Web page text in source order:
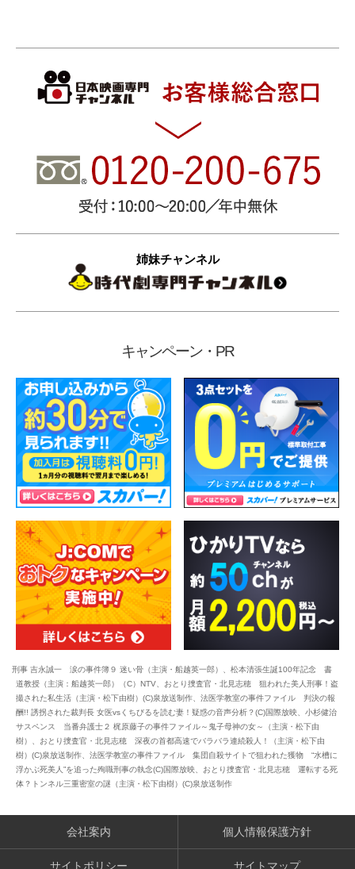
姉妹チャンネル
キャンペーン・PR
刑事 吉永誠一 涙の事件簿９ 迷い骨（主演・船越英一郎）、松本清張生誕100年記念 書
道教授（主演：船越英一郎）（C）NTV、おとり捜査官・北見志穂 狙われた美人刑事！盗
撮された私生活（主演・松下由樹）(C)泉放送制作、法医学教室の事件ファイル 判決の報
酬!! 誘拐された裁判長 女医vsくちびるを読む妻！疑惑の音声分析？(C)国際放映、小杉健治
サスペンス 当番弁護士２ 梶原藤子の事件ファイル～鬼子母神の女～（主演・松下由
樹）、おとり捜査官・北見志穂 深夜の首都高速でバラバラ連続殺人！（主演・松下由
樹）(C)泉放送制作、法医学教室の事件ファイル 集団自殺サイトで狙われた獲物 “水槽に
浮かぶ死美人”を追った殉職刑事の執念(C)国際放映、おとり捜査官・北見志穂 運転する死
体？トンネル三重密室の謎（主演・松下由樹）(C)泉放送制作
会社案内 個人情報保護方針
サイトポリシー サイトマップ